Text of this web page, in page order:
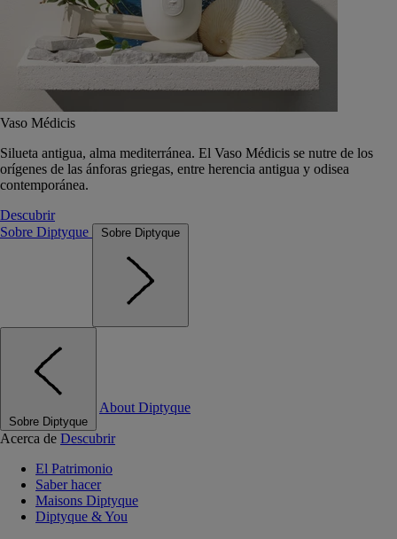
Vaso Médicis
Silueta antigua, alma mediterránea. El Vaso Médicis se nutre de los
orígenes de las ánforas griegas, entre herencia antigua y odisea
contemporánea.
Descubrir
Sobre Diptyque
Sobre Diptyque
Sobre Diptyque
About Diptyque
Acerca de Descubrir
El Patrimonio
Saber hacer
Maisons Diptyque
Diptyque & You